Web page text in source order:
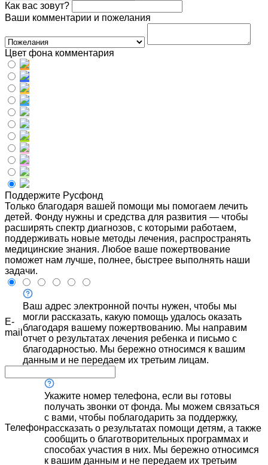
Как вас зовут?
Ваши комментарии и пожелания
Цвет фона комментария
Поддержите Русфонд
Только благодаря вашей помощи мы помогаем лечить
детей. Фонду нужны и средства для развития — чтобы
расширять спектр диагнозов, с которыми работаем,
поддерживать новые методы лечения, распространять
медицинские знания. Любое ваше пожертвование
поможет нам лучше, полнее, быстрее выполнять наши
задачи.
E-
mail
Ваш адрес электронной почты нужен, чтобы мы
могли рассказать, какую помощь удалось оказать
благодаря вашему пожертвованию. Мы направим
отчет о результатах лечения ребенка и письмо с
благодарностью. Мы бережно относимся к вашим
данным и не передаем их третьим лицам.
Телефон
Укажите номер телефона, если вы готовы
получать звонки от фонда. Мы можем связаться
с вами, чтобы поблагодарить за поддержку,
рассказать о результатах помощи детям, а также
сообщить о благотворительных программах и
способах участия в них. Мы бережно относимся
к вашим данным и не передаем их третьим